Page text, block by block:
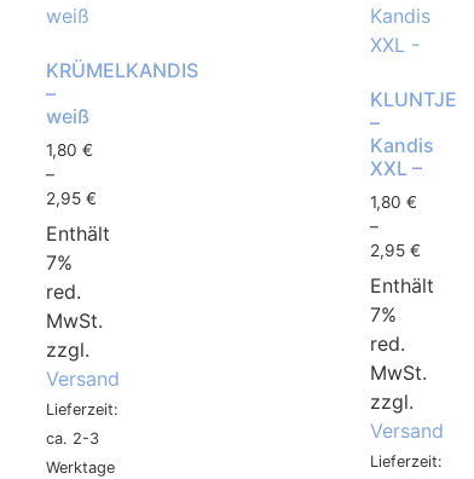
KRÜMELKANDIS
–
weiß
1,80 €
–
2,95 €
Enthält
7%
red.
MwSt.
zzgl.
Versand
Lieferzeit:
ca. 2-3
Werktage
KLUNTJE
–
Kandis
XXL –
1,80€
–
2,95€
Enthält
7%
red.
MwSt.
zzgl.
Versand
Lieferzeit: